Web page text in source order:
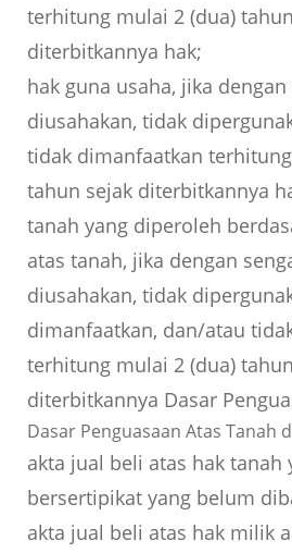
terhitung mulai 2 (dua)
diterbitkannya hak;
hak guna usaha, jika
diusahakan, tidak
tidak dimanfaatkan
tahun sejak diterbitkannya
tanah yang diperoleh
atas tanah, jika dengan
diusahakan, tidak
dimanfaatkan, dan/atau
terhitung mulai 2 (dua)
diterbitkannya Dasar
Dasar Penguasaan Atas Tanah
akta jual beli atas hak tanah
bersertipikat yang belum
akta jual beli atas hak milik